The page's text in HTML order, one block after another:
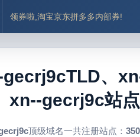
领券啦,淘宝京东拼多多内部券!
、
xn--gecrj9c站
顶级域名一共注册站点： 350